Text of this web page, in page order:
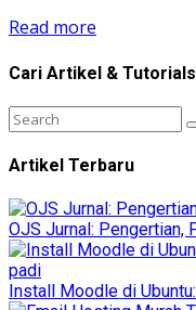
Read more
Cari Artikel & Tutorials
Artikel Terbaru
OJS Jurnal: Pengertian,
Install Moodle di